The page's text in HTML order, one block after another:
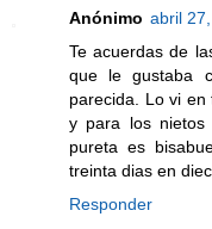
Anónimo abril
Te acuerdas de
que le gustaba
parecida. Lo vi en
y para los nietos
pureta es
treinta dias en
Responder